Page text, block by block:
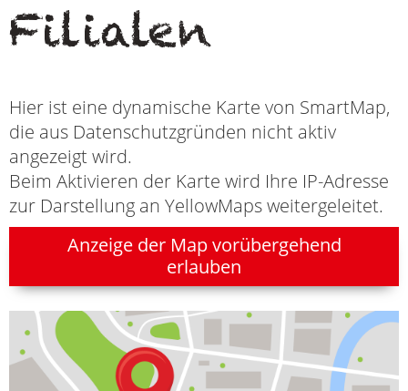
Filialen
Hier ist eine dynamische Karte von SmartMap,
die aus Datenschutzgründen nicht aktiv
angezeigt wird.
Beim Aktivieren der Karte wird Ihre IP-Adresse
zur Darstellung an YellowMaps weitergeleitet.
Anzeige der Map vorübergehend
erlauben